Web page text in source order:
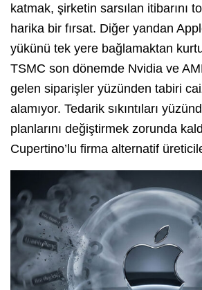
katmak, şirketin sarsılan itibarını
harika bir fırsat. Diğer yandan
yükünü tek yere bağlamaktan
TSMC son dönemde Nvidia ve
gelen siparişler yüzünden tabiri
alamıyor. Tedarik sıkıntıları
planlarını değiştirmek zorunda
Cupertino’lu firma alternatif